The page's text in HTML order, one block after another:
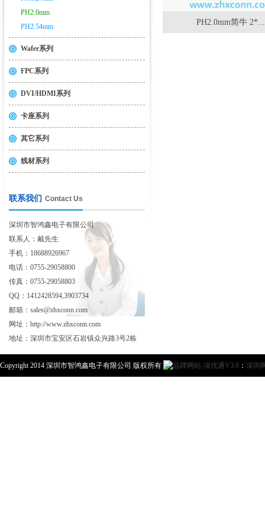
PH2.0mm
PH2.54mm
Wafer系列
FPC系列
DVI/HDMI系列
卡座系列
其它系列
线材系列
联系我们 Contact Us
深圳市智鸿鑫电子有限公司
联系人：戴先生
手机：18688926967
电话：0755-29058800
传真：0755-29058803
QQ：1412428594,3903734
邮箱：sales@zhxconn.com
网址：http://www.zhxconn.com
地址：深圳市宝安区石岩镇众兴路3号2栋
PH2.0mm简牛 2*...
Copyright 2014 深圳市智鸿鑫电子有限公司 版权所有 ： 深圳